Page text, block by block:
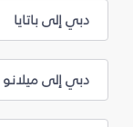
دبي إلى باتايا
دبي إلى ميلانو